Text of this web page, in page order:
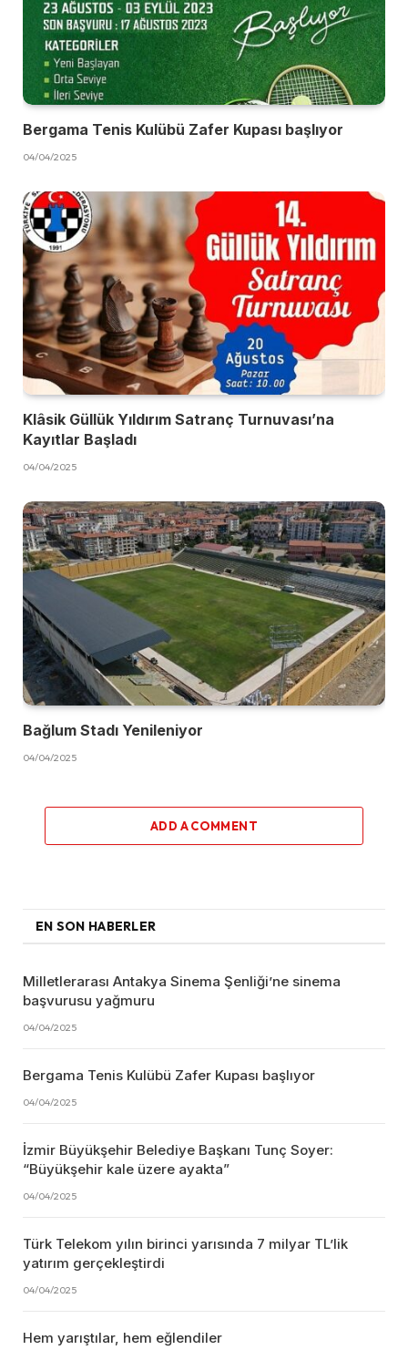
Bergama Tenis Kulübü Zafer Kupası başlıyor
04/04/2025
Klâsik Güllük Yıldırım Satranç Turnuvası’na
Kayıtlar Başladı
04/04/2025
Bağlum Stadı Yenileniyor
04/04/2025
ADD A COMMENT
EN SON HABERLER
Milletlerarası Antakya Sinema Şenliği’ne sinema
başvurusu yağmuru
04/04/2025
Bergama Tenis Kulübü Zafer Kupası başlıyor
04/04/2025
İzmir Büyükşehir Belediye Başkanı Tunç Soyer:
“Büyükşehir kale üzere ayakta”
04/04/2025
Türk Telekom yılın birinci yarısında 7 milyar TL’lik
yatırım gerçekleştirdi
04/04/2025
Hem yarıştılar, hem eğlendiler